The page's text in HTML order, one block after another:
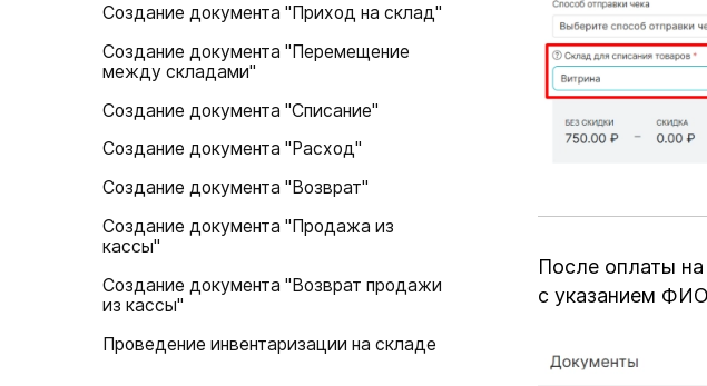
Создание документа "Приход на склад"
Создание документа "Перемещение
между складами"
Создание документа "Списание"
Создание документа "Расход"
Создание документа "Возврат"
Создание документа "Продажа из
кассы"
Создание документа "Возврат продажи
из кассы"
Проведение инвентаризации на складе
После оплаты
с указанием